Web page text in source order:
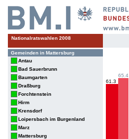
Nationalratswahlen 2008
Gemeinden in Mattersburg
Antau
Bad Sauerbrunn
Baumgarten
Draßburg
Forchtenstein
Hirm
Krensdorf
Loipersbach im Burgenland
Marz
Mattersburg
61.3
65.4